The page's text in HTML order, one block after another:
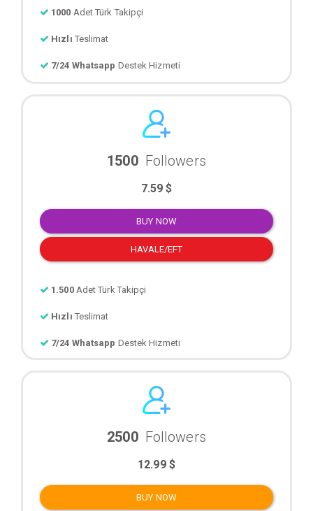
1000 Adet Türk Takipçi
Hızlı Teslimat
7/24 Whatsapp Destek Hizmeti
1500 Followers
7.59 $
BUY NOW
HAVALE/EFT
1.500 Adet Türk Takipçi
Hızlı Teslimat
7/24 Whatsapp Destek Hizmeti
2500 Followers
12.99 $
BUY NOW